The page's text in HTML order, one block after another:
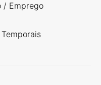
/ Emprego